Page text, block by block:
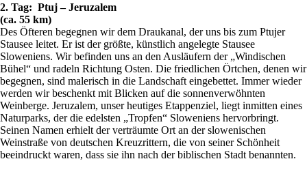
2. Tag: Ptuj – Jeruzalem
(ca. 55 km)
Des Öfteren begegnen wir dem Draukanal, der uns bis zum Ptujer
Stausee leitet. Er ist der größte, künstlich angelegte Stausee
Sloweniens. Wir befinden uns an den Ausläufern der „Windischen
Bühel“ und radeln Richtung Osten. Die friedlichen Örtchen, denen wir
begegnen, sind malerisch in die Landschaft eingebettet. Immer wieder
werden wir beschenkt mit Blicken auf die sonnenverwöhnten
Weinberge. Jeruzalem, unser heutiges Etappenziel, liegt inmitten eines
Naturparks, der die edelsten „Tropfen“ Sloweniens hervorbringt.
Seinen Namen erhielt der verträumte Ort an der slowenischen
Weinstraße von deutschen Kreuzrittern, die von seiner Schönheit
beeindruckt waren, dass sie ihn nach der biblischen Stadt benannten.